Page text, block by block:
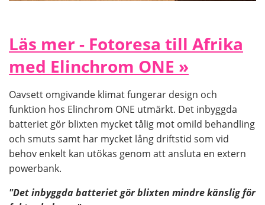
Läs mer - Fotoresa till Afrika
med Elinchrom ONE »
Oavsett omgivande klimat fungerar design och
funktion hos Elinchrom ONE utmärkt. Det inbyggda
batteriet gör blixten mycket tålig mot omild behandling
och smuts samt har mycket lång driftstid som vid
behov enkelt kan utökas genom att ansluta en extern
powerbank.
"Det inbyggda batteriet gör blixten mindre känslig för